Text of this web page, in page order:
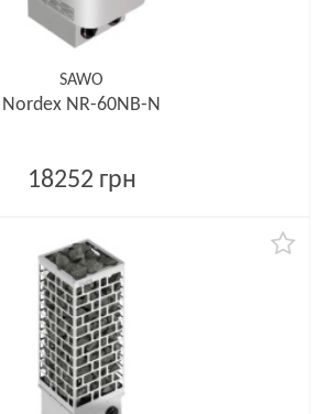
SAWO
Nordex NR-60NB-N
18252 грн